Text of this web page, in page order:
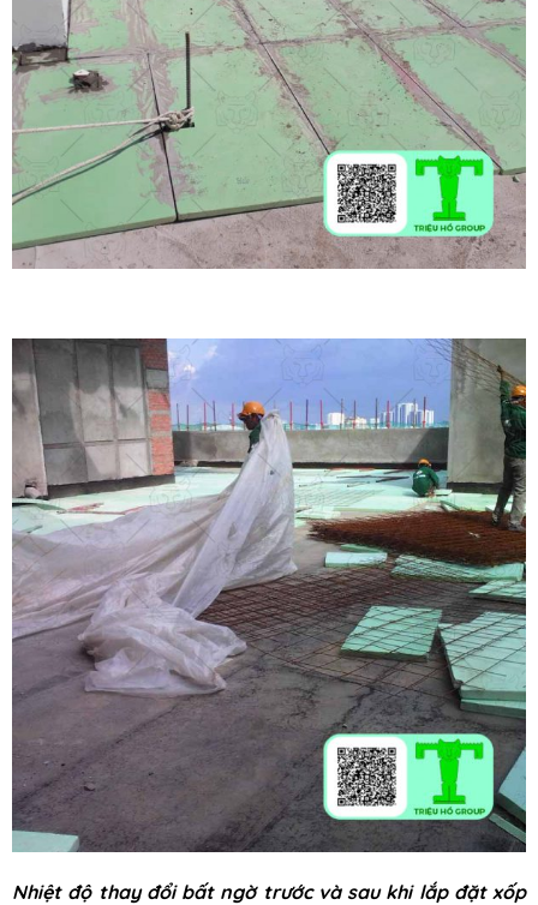
Nhiệt độ thay đổi bất ngờ trước và sau khi lắp đặt xốp